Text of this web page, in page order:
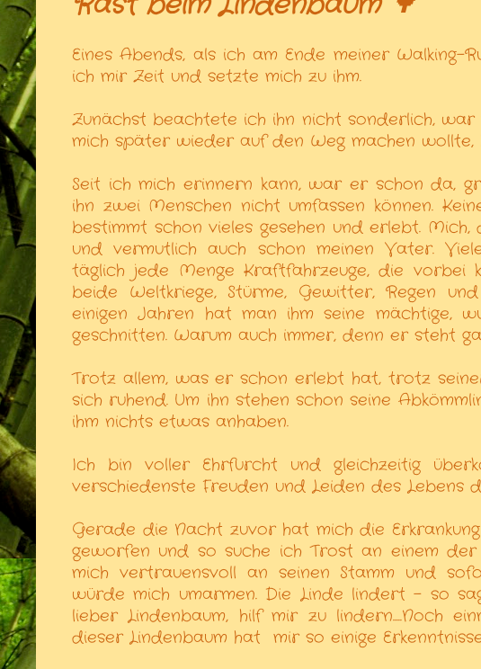
Eines Abends, als ich am Ende meiner Walking-
ich mir Zeit und setzte mich zu ihm.
Zunächst beachtete ich ihn nicht sonderlich,
mich später wieder auf den Weg machen
Seit ich mich erinnern kann, war er schon da,
ihn zwei Menschen nicht umfassen können.
bestimmt schon vieles gesehen und erlebt.
und vermutlich auch schon meinen Vater.
täglich jede Menge Kraftfahrzeuge, die vorbei
beide Weltkriege, Stürme, Gewitter, Regen
einigen Jahren hat man ihm seine mächtige,
geschnitten. Warum auch immer, denn er steht
Trotz allem, was er schon erlebt hat, trotz
sich ruhend. Um ihn stehen schon seine
ihm nichts etwas anhaben.
Ich bin voller Ehrfurcht und gleichzeitig
verschiedenste Freuden und Leiden des Lebens
Gerade die Nacht zuvor hat mich die
geworfen und so suche ich Trost an einem der
mich vertrauensvoll an seinen Stamm und
würde mich umarmen. Die Linde lindert - so
lieber Lindenbaum, hilf mir zu lindern.....Noch
dieser Lindenbaum hat mir so einige